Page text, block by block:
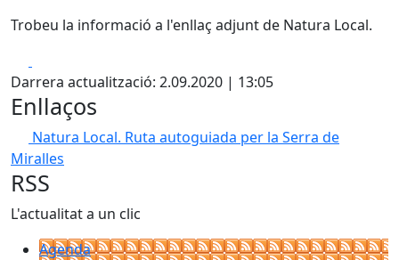
Trobeu la informació a l'enllaç adjunt de Natura Local.
Darrera actualització: 2.09.2020 | 13:05
Enllaços
Natura Local. Ruta autoguiada per la Serra de
Miralles
RSS
L'actualitat a un clic
Agenda